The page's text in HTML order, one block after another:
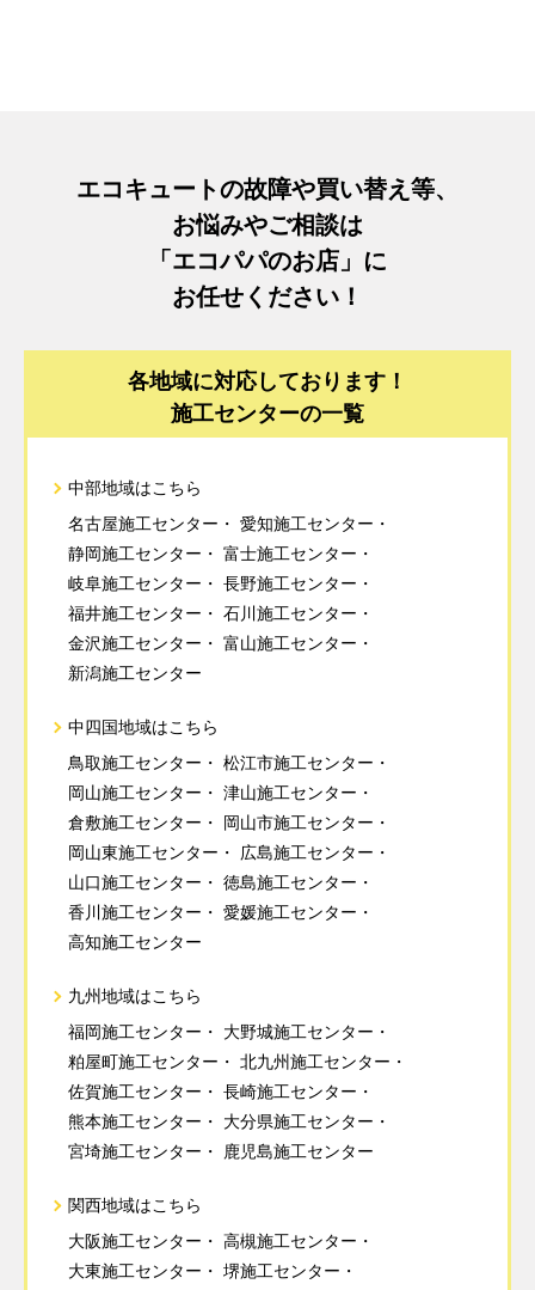
エコキュートの故障や買い替え等、
お悩みやご相談は
「エコパパのお店」に
お任せください！
各地域に対応しております！
施工センターの一覧
中部地域はこちら
名古屋施工センター
愛知施工センター
静岡施工センター
富士施工センター
岐阜施工センター
長野施工センター
福井施工センター
石川施工センター
金沢施工センター
富山施工センター
新潟施工センター
中四国地域はこちら
鳥取施工センター
松江市施工センター
岡山施工センター
津山施工センター
倉敷施工センター
岡山市施工センター
岡山東施工センター
広島施工センター
山口施工センター
徳島施工センター
香川施工センター
愛媛施工センター
高知施工センター
九州地域はこちら
福岡施工センター
大野城施工センター
粕屋町施工センター
北九州施工センター
佐賀施工センター
長崎施工センター
熊本施工センター
大分県施工センター
宮埼施工センター
鹿児島施工センター
関西地域はこちら
大阪施工センター
高槻施工センター
大東施工センター
堺施工センター